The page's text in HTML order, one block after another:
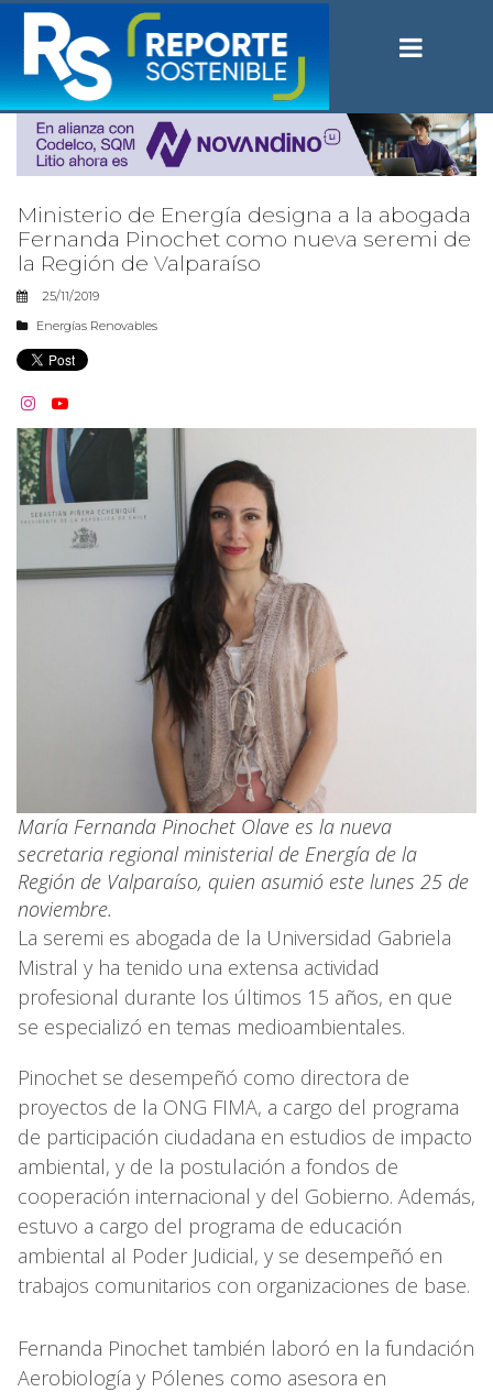
Ministerio de Energía designa a la abogada
Fernanda Pinochet como nueva seremi de
la Región de Valparaíso
25/11/2019
Energías Renovables
 
María Fernanda Pinochet Olave es la nueva
secretaria regional ministerial de Energía de la
Región de Valparaíso, quien asumió este lunes 25 de
noviembre.
La seremi es abogada de la Universidad Gabriela
Mistral y ha tenido una extensa actividad
profesional durante los últimos 15 años, en que
se especializó en temas medioambientales.
Pinochet se desempeñó como directora de
proyectos de la ONG FIMA, a cargo del programa
de participación ciudadana en estudios de impacto
ambiental, y de la postulación a fondos de
cooperación internacional y del Gobierno. Además,
estuvo a cargo del programa de educación
ambiental al Poder Judicial, y se desempeñó en
trabajos comunitarios con organizaciones de base.
Fernanda Pinochet también laboró en la fundación
Aerobiología y Pólenes como asesora en